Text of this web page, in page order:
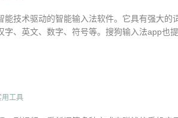
能技术驱动的智能输入法软件。它具有强大的
字、英文、数字、符号等。搜狗输入法app也
用工具